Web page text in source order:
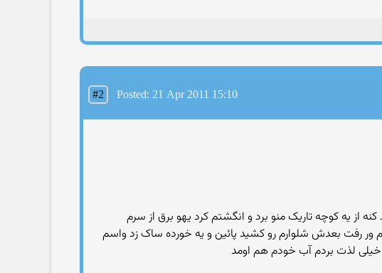
#2 Posted: 21 Apr 2011 15:10
یه کوچه تاریک منو برد و انگشتم کرد یهو برق از سرم
رفت بعدش شلوارم رو کشید پائین و یه خورده ساک زد واسم
خیلی‌ لذت بردم آب خودم هم اومد